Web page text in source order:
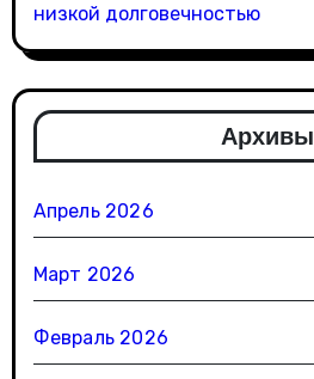
низкой долговечностью
Архивы
Апрель 2026
Март 2026
Февраль 2026